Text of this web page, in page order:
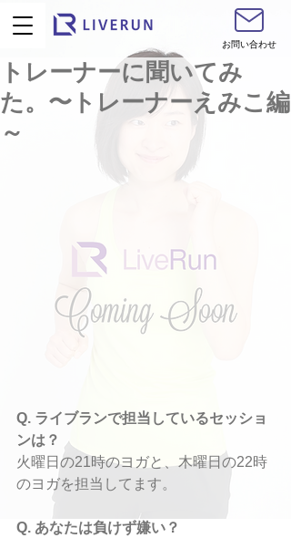
お問い合わせ
トレーナーに聞いてみ
た。〜トレーナーえみこ編
～
Q. ライブランで担当しているセッショ
ンは？
火曜日の21時のヨガと、木曜日の22時
のヨガを担当してます。
Q. あなたは負けず嫌い？